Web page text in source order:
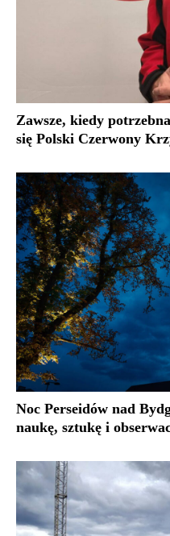
Zawsze, kiedy
się Polski Czerwony
Noc Perseidów nad
naukę, sztukę i